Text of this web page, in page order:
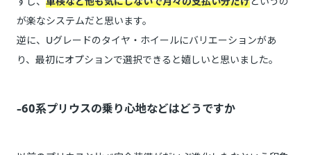
が楽なシステムだと思います。
逆に、Uグレードのタイヤ・ホイールにバリエーションがあ
り、最初にオプションで選択できると嬉しいと思いました。
-60系プリウスの乗り心地などはどうですか